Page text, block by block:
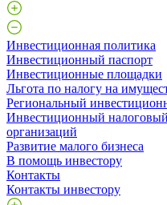
Инвестиционная политика
Инвестиционный паспорт
Инвестиционные площадки
Льгота по налогу на
Региональный
Инвестиционный
организаций
Развитие малого бизнеса
В помощь инвестору
Контакты
Контакты инвестору